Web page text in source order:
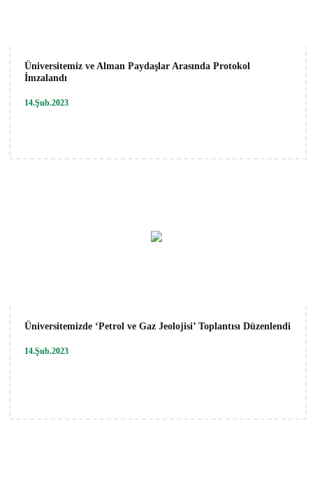
Üniversitemiz ve Alman Paydaşlar Arasında Protokol
İmzalandı
14.Şub.2023
Üniversitemizde ‘Petrol ve Gaz Jeolojisi’ Toplantısı Düzenlendi
14.Şub.2023